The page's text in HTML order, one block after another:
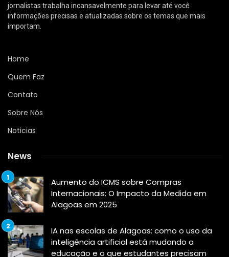
jornalistas trabalha incansavelmente para levar até você
informações precisas e atualizadas sobre os temas que mais
importam.
Home
Quem Faz
Contato
Sobre Nós
Noticias
News
Aumento do ICMS sobre Compras
Internacionais: O Impacto da Medida em
Alagoas em 2025
IA nas escolas de Alagoas: como o uso da
inteligência artificial está mudando a
educação e o que estudantes precisam